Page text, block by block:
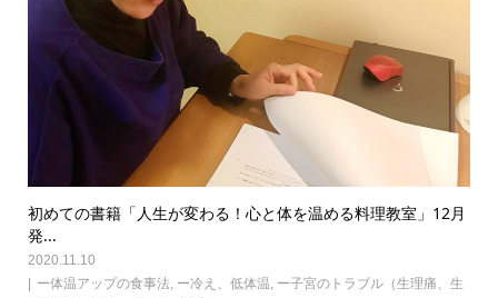
初めての書籍「人生が変わる！心と体を温める料理教室」12月
発...
2020.11.10
ー体温アップの食事法, ー冷え、低体温, ー子宮のトラブル（生理痛、生